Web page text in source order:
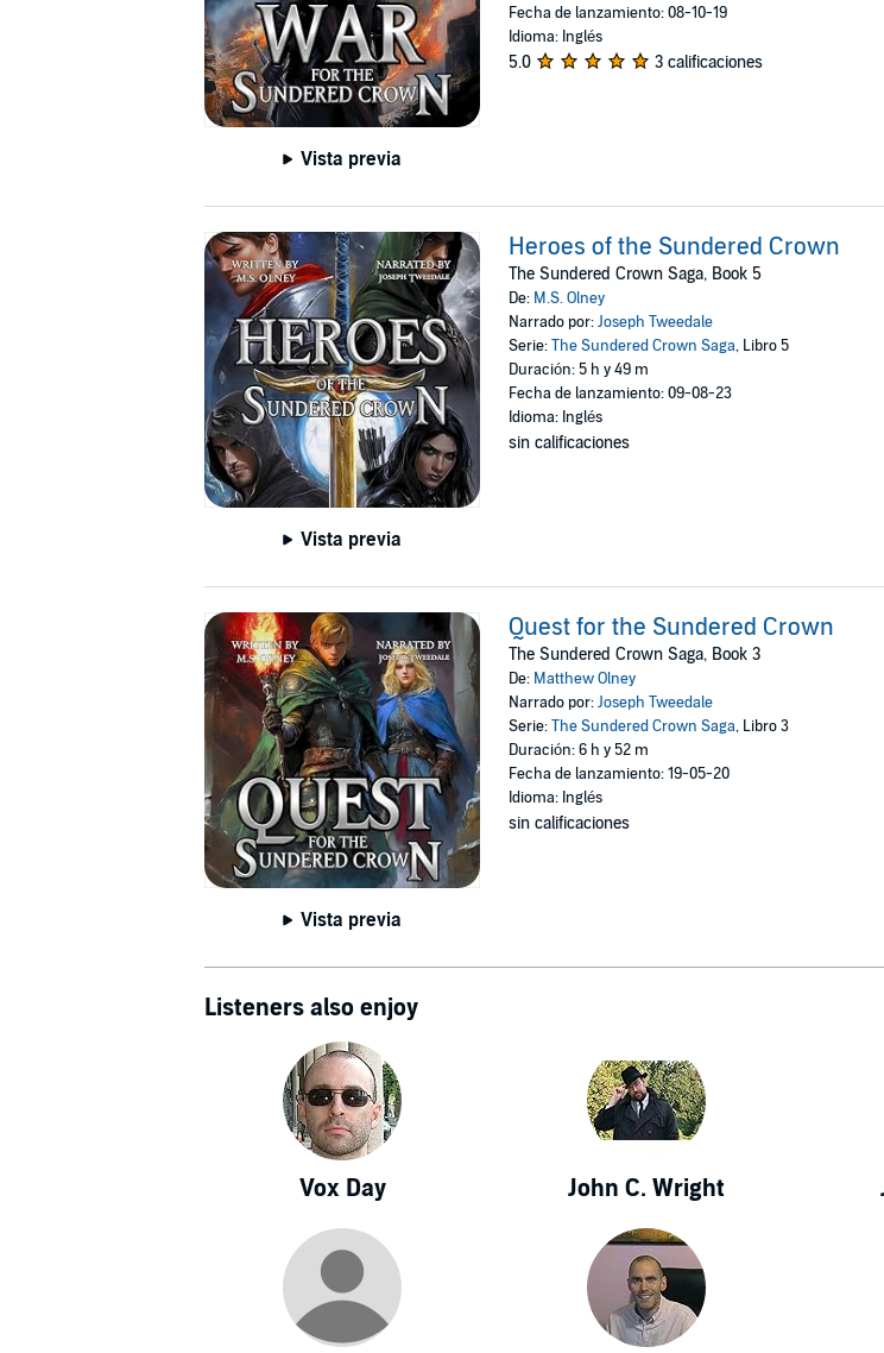
Vista previa
Fecha de lanzamiento: 08-10-19
Idioma: Inglés
5.0 3 calificaciones
Vista previa
Heroes of the Sundered Crown
The Sundered Crown Saga, Book 5
De: M.S. Olney
Narrado por:Joseph Tweedale
Serie:The Sundered Crown Saga, Libro 5
Duración: 5 h y 49 m
Fecha de lanzamiento: 09-08-23
Idioma: Inglés
sin calificaciones
Vista previa
Quest for the Sundered Crown
The Sundered Crown Saga, Book 3
De: Matthew Olney
Narrado por:Joseph Tweedale
Serie:The Sundered Crown Saga, Libro 3
Duración: 6 h y 52 m
Fecha de lanzamiento: 19-05-20
Idioma: Inglés
sin calificaciones
Listeners also enjoy
Vox Day John C. Wright